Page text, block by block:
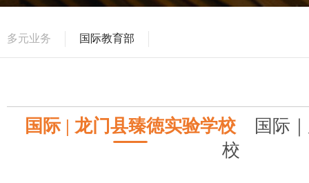
多元业务 国际教育部
国际 | 龙门县臻徳实验学校
国际
校